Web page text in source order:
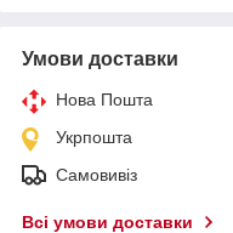
Умови доставки
Нова Пошта
Укрпошта
Самовивіз
Всі умови доставки